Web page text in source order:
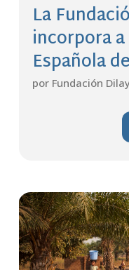
La
incorpora
Española
por Fundación